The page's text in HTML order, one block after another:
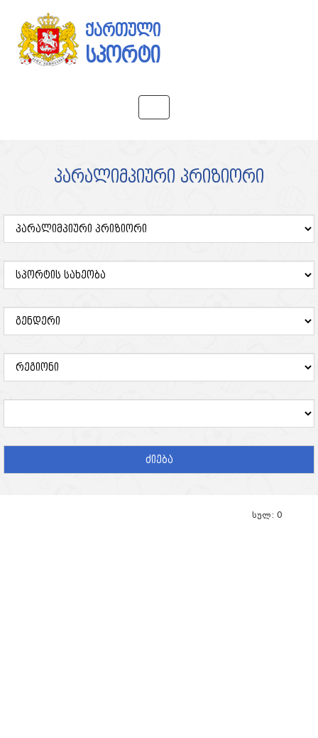
ქართული
სპორტი
navigation
პარალიმპიური პრიზიორი
ძიება
სულ: 0